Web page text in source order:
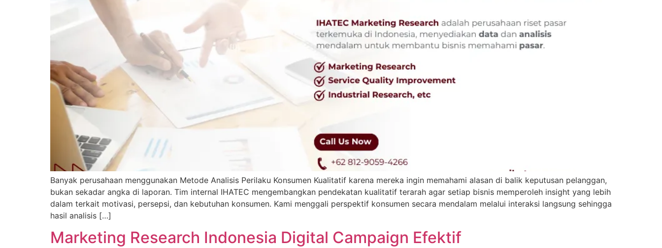
Banyak perusahaan menggunakan Metode Analisis Perilaku Konsumen Kualitatif karena mereka ingin memahami alasan di balik keputusan pelanggan,
bukan sekadar angka di laporan. Tim internal IHATEC mengembangkan pendekatan kualitatif terarah agar setiap bisnis memperoleh insight yang lebih
dalam terkait motivasi, persepsi, dan kebutuhan konsumen. Kami menggali perspektif konsumen secara mendalam melalui interaksi langsung sehingga
hasil analisis […]
Marketing Research Indonesia Digital Campaign Efektif